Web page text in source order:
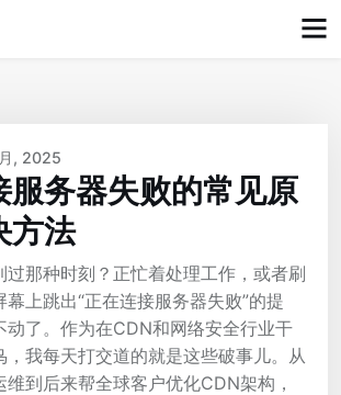
, 2025
服务器失败的常见原
方法
过那种时刻？正忙着处理工作，或者刷
上跳出“正在连接服务器失败”的提
动了。作为在CDN和网络安全行业干
，我每天打交道的就是这些破事儿。从
到后来帮全球客户优化CDN架构，